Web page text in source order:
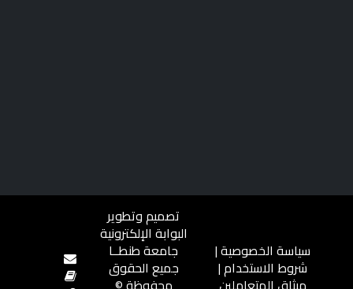
سياسة الخصوصية|
شروط الاستخدام|
تصميم وتطوير
البوابة الإلكترونية
جامعة طنطــا
جميع الحقوق